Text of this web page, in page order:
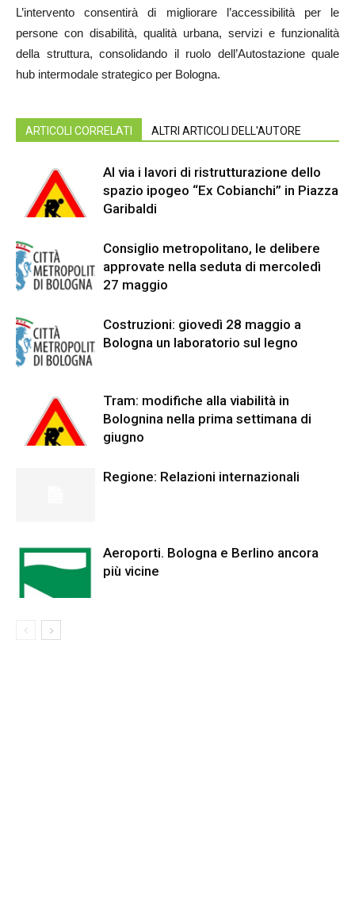
L’intervento consentirà di migliorare l’accessibilità per le
persone con disabilità, qualità urbana, servizi e funzionalità
della struttura, consolidando il ruolo dell’Autostazione quale
hub intermodale strategico per Bologna.
ARTICOLI CORRELATI ALTRI ARTICOLI DELL'AUTORE
Al via i lavori di ristrutturazione dello
spazio ipogeo “Ex Cobianchi” in Piazza
Garibaldi
Consiglio metropolitano, le delibere
approvate nella seduta di mercoledì
27 maggio
Costruzioni: giovedì 28 maggio a
Bologna un laboratorio sul legno
Tram: modifiche alla viabilità in
Bolognina nella prima settimana di
giugno
Regione: Relazioni internazionali
Aeroporti. Bologna e Berlino ancora
più vicine